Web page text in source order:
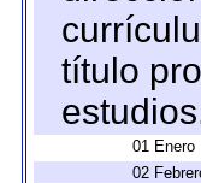
título
01 Enero
02